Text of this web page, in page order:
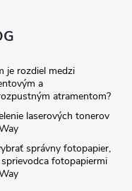
je rozdiel medzi
a
atramentom?
laserových tonerov
správny fotopapier,
fotopapiermi